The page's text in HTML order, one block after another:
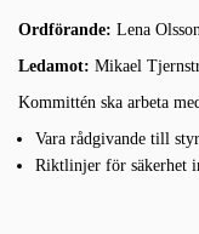
Ordförande: Lena
Ledamot: Mikael
Kommittén ska arbeta
Vara rådgivande till
Riktlinjer för säkerhet